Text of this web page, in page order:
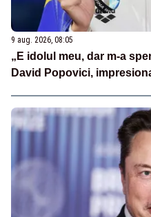
9 aug. 2026, 08:05
„E idolul meu, dar m-a
David Popovici,